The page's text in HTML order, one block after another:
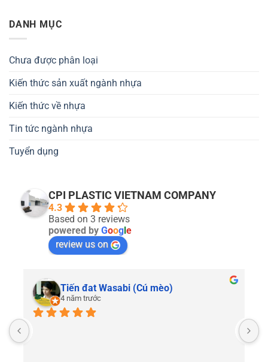
DANH MỤC
Chưa được phân loại
Kiến thức sản xuất ngành nhựa
Kiến thức về nhựa
Tin tức ngành nhựa
Tuyển dụng
CPI PLASTIC VIETNAM COMPANY
4.3
Based on 3 reviews
powered by Goog e
review us on
Tiến đat Wasabi (Cú mèo)
4 năm trước